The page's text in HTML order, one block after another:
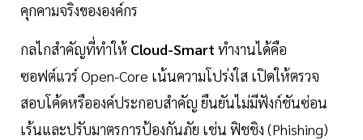
คุกคามจริงขององค์กร
กลไกสำคัญที่ทำให้ Cloud-Smartทำงานได้คือ
ซอฟต์แวร์ Open-Core เน้นความโปร่งใส เปิดให้ตรวจ
สอบโค้ดหรือองค์ประกอบสำคัญ ยืนยันไม่มีฟังก์ชันซ่อน
เร้นและปรับมาตรการป้องกันภัย เช่น ฟิชชิง (Phishing)